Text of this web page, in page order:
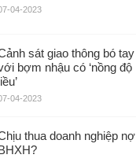
04-2023
sát giao thông bó tay
bợm nhậu có ‘nồng độ
04-2023
thua doanh nghiệp nợ